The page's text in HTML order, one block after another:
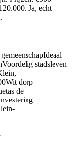
Ja, echt —
stadsleven
dorp +
de